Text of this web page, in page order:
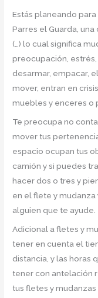
Estás planeando
Parres el Guarda,
(…) lo cual significa
preocupación,
desarmar, empacar,
mover, entran en
muebles y enceres o
Te preocupa no
mover tus
espacio ocupan tus
camión y si puedes
hacer dos o tres y
en el flete y mudanza
alguien que te ayude.
Adicional a fletes y
tener en cuenta el
distancia, y las horas
tener con antelación
tus fletes y mudanzas